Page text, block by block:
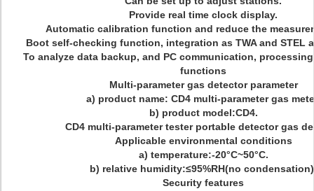
Provide real time clock display.
Automatic calibration function and reduce the
Boot self-checking function, integration as TWA and STEL
To analyze data backup, and PC communication,
functions
Multi-parameter gas detector parameter
a) product name: CD4 multi-parameter gas
b) product model:CD4.
CD4 multi-parameter tester portable detector gas
Applicable environmental conditions
a) temperature:-20°C~50°C.
b) relative humidity:≤95%RH(no
Security features